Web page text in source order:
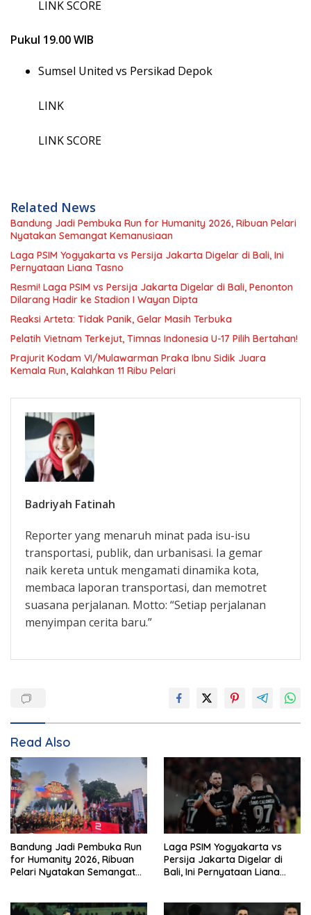
LINK SCORE
Pukul 19.00 WIB
Sumsel United vs Persikad Depok
LINK
LINK SCORE
Related News
Bandung Jadi Pembuka Run for Humanity 2026, Ribuan Pelari
Nyatakan Semangat Kemanusiaan
Laga PSIM Yogyakarta vs Persija Jakarta Digelar di Bali, Ini
Pernyataan Liana Tasno
Resmi! Laga PSIM vs Persija Jakarta Digelar di Bali, Penonton
Dilarang Hadir ke Stadion I Wayan Dipta
Reaksi Arteta: Tidak Panik, Gelar Masih Terbuka
Pelatih Vietnam Terkejut, Timnas Indonesia U-17 Pilih Bertahan!
Prajurit Kodam VI/Mulawarman Praka Ibnu Sidik Juara
Kemala Run, Kalahkan 11 Ribu Pelari
Badriyah Fatinah
Reporter yang menaruh minat pada isu-isu
transportasi, publik, dan urbanisasi. Ia gemar
naik kereta untuk mengamati dinamika kota,
membaca laporan transportasi, dan memotret
suasana perjalanan. Motto: “Setiap perjalanan
menyimpan cerita baru.”
Read Also
Bandung Jadi Pembuka Run
for Humanity 2026, Ribuan
Pelari Nyatakan Semangat
Laga PSIM Yogyakarta vs
Persija Jakarta Digelar di
Bali, Ini Pernyataan Liana